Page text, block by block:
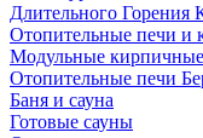
Длительного Горения
Отопительные печи и
Модульные
Отопительные печи
Баня и сауна
Готовые сауны